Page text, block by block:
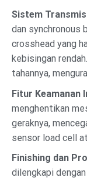
Sistem
dan synchronous
crosshead yang
kebisingan
tahannya,
Fitur Keamanan
menghentikan
geraknya,
sensor load cell
Finishing dan
dilengkapi